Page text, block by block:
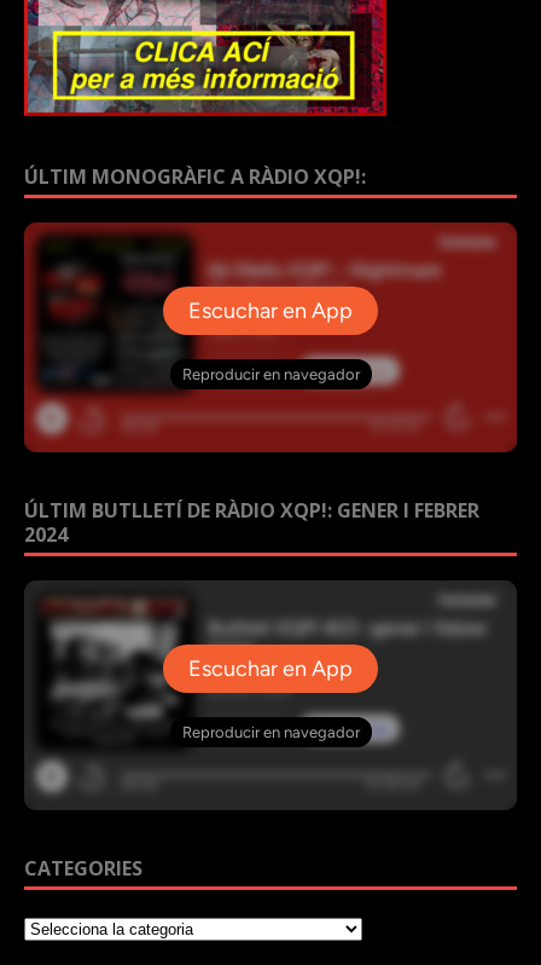
ÚLTIM MONOGRÀFIC A RÀDIO XQP!:
ÚLTIM BUTLLETÍ DE RÀDIO XQP!: GENER I FEBRER
2024
CATEGORIES